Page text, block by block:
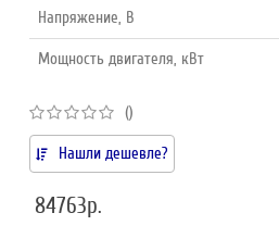
Напряжение, В
Мощность двигателя, кВт
()
Нашли дешевле?
84763р.